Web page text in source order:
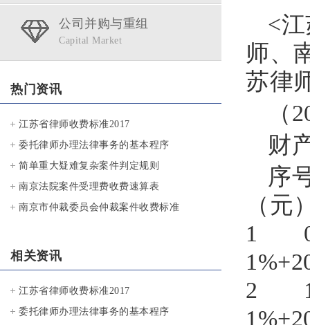
公司并购与重组
Capital Market
热门资讯
江苏省律师收费标准2017
委托律师办理法律事务的基本程序
简单重大疑难复杂案件判定规则
南京法院案件受理费收费速算表
南京市仲裁委员会仲裁案件收费标准
相关资讯
江苏省律师收费标准2017
委托律师办理法律事务的基本程序
<
师、
苏律
（
财
序
（
1
2